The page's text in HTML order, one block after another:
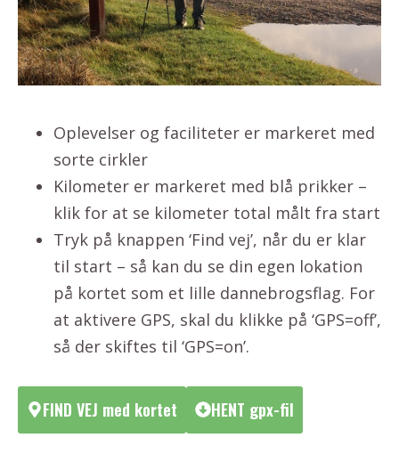
Oplevelser og faciliteter er markeret med
sorte cirkler
Kilometer er markeret med blå prikker –
klik for at se kilometer total målt fra start
Tryk på knappen ‘Find vej’, når du er klar
til start – så kan du se din egen lokation
på kortet som et lille dannebrogsflag. For
at aktivere GPS, skal du klikke på ‘GPS=off’,
så der skiftes til ‘GPS=on’.
FIND VEJ med kortet HENT gpx-fil